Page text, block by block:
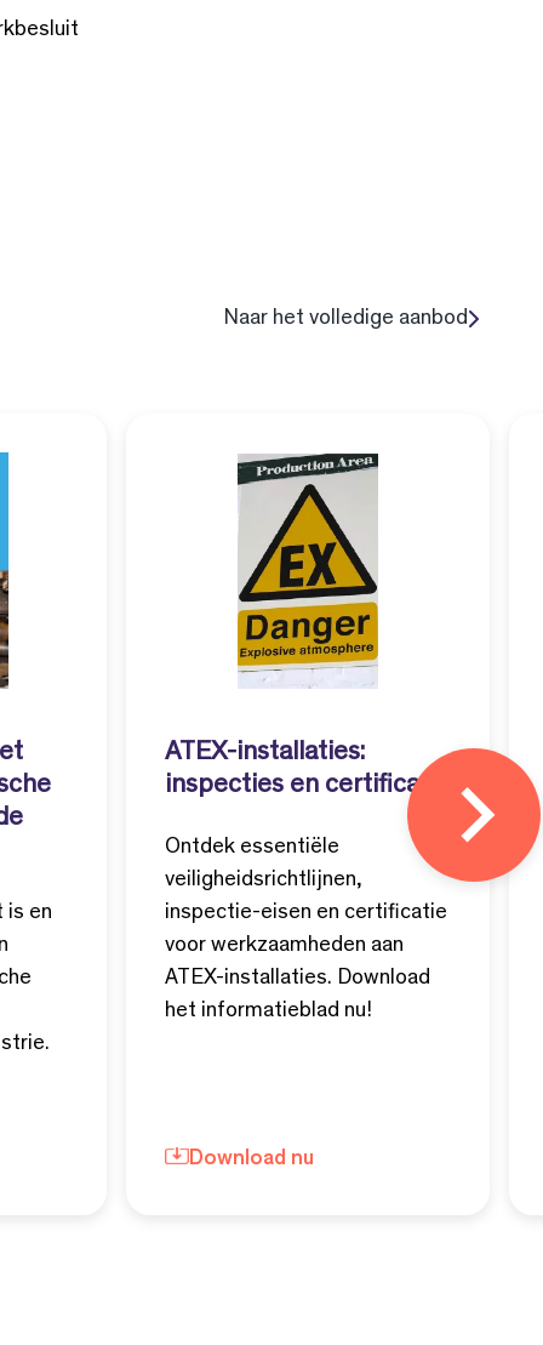
Naar het volledige aanbod
is en
ATEX-installaties:
inspecties en certificatie
Ontdek essentiële
veiligheidsrichtlijnen,
inspectie-eisen en certificatie
voor werkzaamheden aan
ATEX-installaties. Download
het informatieblad nu!
Download nu